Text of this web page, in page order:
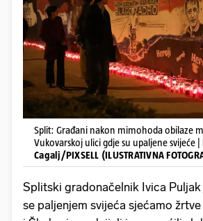
Split: Građani nakon mimohoda obilaze
Vukovarskoj ulici gdje su upaljene svijeće |
Cagalj/PIXSELL (ILUSTRATIVNA
Splitski gradonačelnik Ivica
se paljenjem svijeća sjećamo